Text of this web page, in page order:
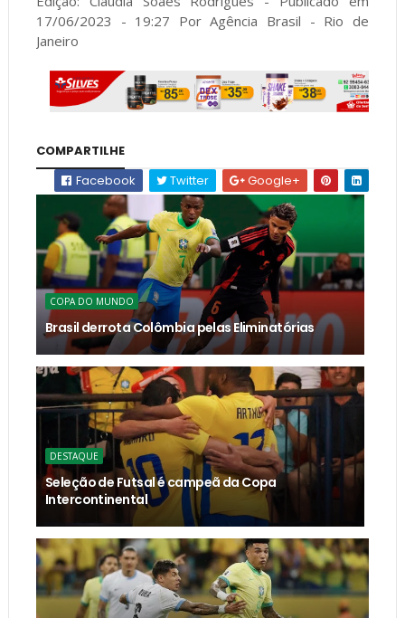
17/06/2023 - 19:27 Por Agência Brasil - Rio de
Janeiro
COMPARTILHE
Facebook
Twitter Google+
COPA DO MUNDO
Brasil derrota Colômbia pelas Eliminatórias
DESTAQUE
Seleção de Futsal é campeã da Copa
Intercontinental